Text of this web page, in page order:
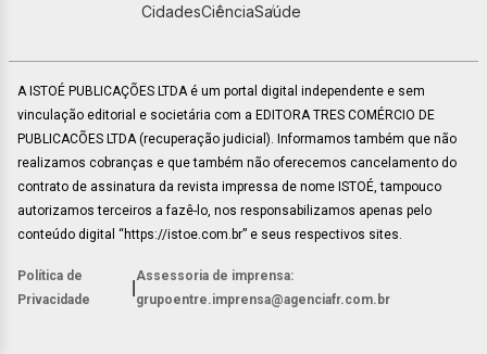
CidadesCiênciaSaúde
A ISTOÉ PUBLICAÇÕES LTDA é um portal digital independente e sem
vinculação editorial e societária com a EDITORA TRES COMÉRCIO DE
PUBLICACÕES LTDA (recuperação judicial). Informamos também que não
realizamos cobranças e que também não oferecemos cancelamento do
contrato de assinatura da revista impressa de nome ISTOÉ, tampouco
autorizamos terceiros a fazê-lo, nos responsabilizamos apenas pelo
conteúdo digital “https://istoe.com.br” e seus respectivos sites.
Política de
Privacidade
Assessoria de imprensa:
grupoentre.imprensa@agenciafr.com.br